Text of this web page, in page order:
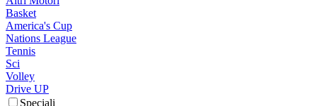
Basket
America's Cup
Nations League
Tennis
Sci
Volley
Drive UP
Speciali